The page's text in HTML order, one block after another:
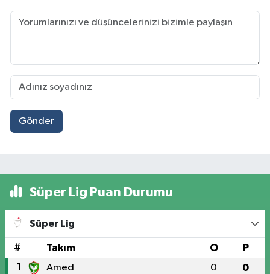
Gönder
Süper Lig Puan Durumu
Süper Lig
# Takım O P
1 Amed 0 0